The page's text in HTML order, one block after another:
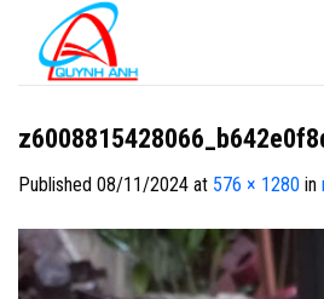
content
Published 08/11/2024 at 576 × 1280 in